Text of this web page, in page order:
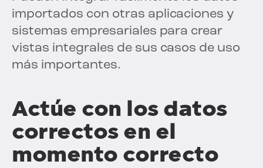
importados con otras aplicaciones y
sistemas empresariales para crear
vistas integrales de sus casos de uso
más importantes.
Actúe con los datos
correctos en el
momento correcto